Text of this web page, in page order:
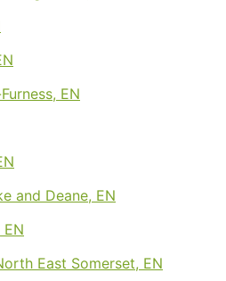
EN
and Deane, EN
East Somerset, EN